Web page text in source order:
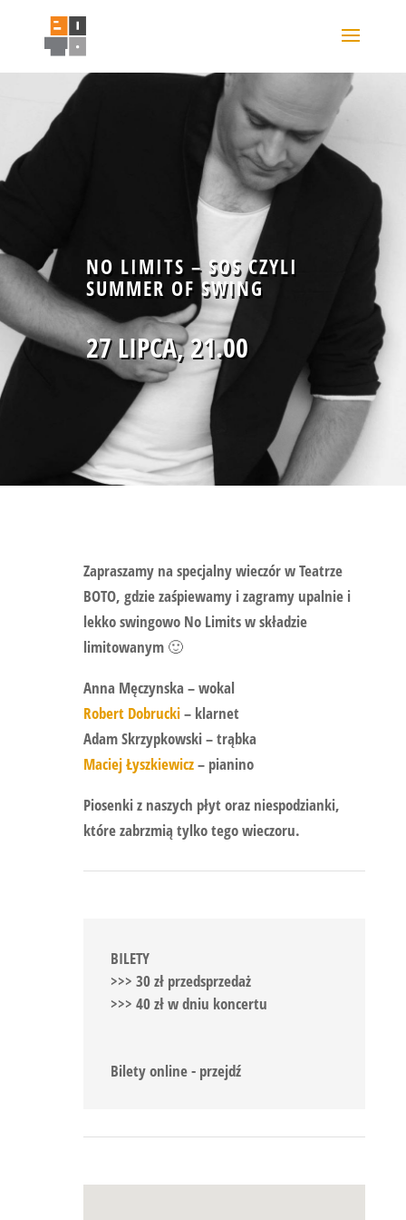
NO LIMITS – SOS CZYLI
SUMMER OF SWING
27 LIPCA, 21.00
Zapraszamy na specjalny wieczór w Teatrze
BOTO, gdzie zaśpiewamy i zagramy upalnie i
lekko swingowo No Limits w składzie
limitowanym 🙂
Anna Męczynska – wokal
Robert Dobrucki– klarnet
Adam Skrzypkowski – trąbka
Maciej Łyszkiewicz– pianino
Piosenki z naszych płyt oraz niespodzianki,
które zabrzmią tylko tego wieczoru.
BILETY
>>> 30 zł przedsprzedaż
>>> 40 zł w dniu koncertu
Bilety online - przejdź